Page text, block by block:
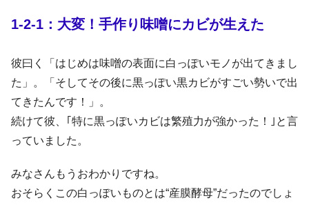
1-2-1：大変！手作り味噌にカビが生えた
彼曰く「はじめは味噌の表面に白っぽいモノが出てきまし
た」。「そしてその後に黒っぽい黒カビがすごい勢いで出
てきたんです！」。
続けて彼、｢特に黒っぽいカビは繁殖力が強かった！｣と言
っていました。
みなさんもうおわかりですね。
おそらくこの白っぽいものとは“産膜酵母”だったのでしょ